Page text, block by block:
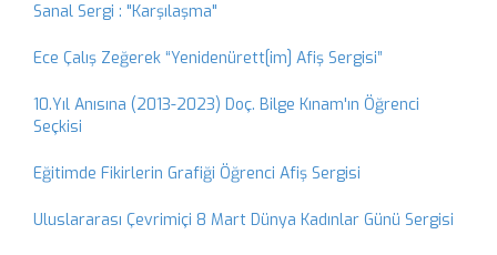
Sanal Sergi : "Karşılaşma"
Ece Çalış Zeğerek “Yenidenürett[im] Afiş Sergisi”
10.Yıl Anısına (2013-2023) Doç. Bilge Kınam'ın Öğrenci
Seçkisi
Eğitimde Fikirlerin Grafiği Öğrenci Afiş Sergisi
Uluslararası Çevrimiçi 8 Mart Dünya Kadınlar Günü Sergisi